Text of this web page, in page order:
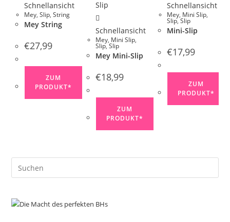
Schnellansicht
Mey,Slip,String
Mey String
€27,99
ZUM
PRODUKT*
Schnellansicht
Mey, Mini Slip,
Slip,Slip
Mey Mini-Slip
€18,99
ZUM
PRODUKT*
Schnellansicht
Mey, Mini Slip,
Slip,Slip
Mini-Slip
€17,99
ZUM
PRODUKT*